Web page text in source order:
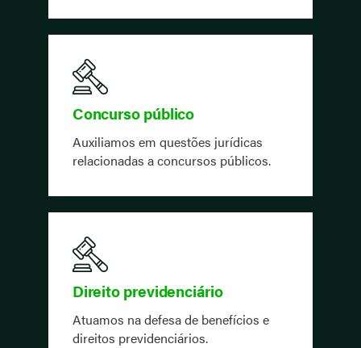
Concurso público
Auxiliamos em questões jurídicas
relacionadas a concursos públicos.
Direito previdenciário
Atuamos na defesa de benefícios e
direitos previdenciários.